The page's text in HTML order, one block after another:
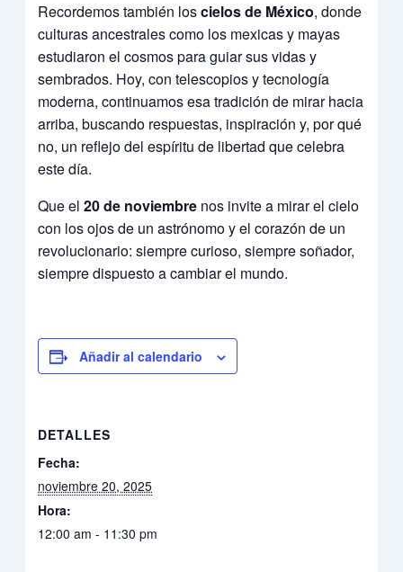
Recordemos también loscielos de México, donde
culturas ancestrales como los mexicas y mayas
estudiaron el cosmos para guiar sus vidas y
sembrados. Hoy, con telescopios y tecnología
moderna, continuamos esa tradición de mirar hacia
arriba, buscando respuestas, inspiración y, por qué
no, un reflejo del espíritu de libertad que celebra
este día.
Que el20 de noviembre nos invite a mirar el cielo
con los ojos de un astrónomo y el corazón de un
revolucionario: siempre curioso, siempre soñador,
siempre dispuesto a cambiar el mundo.
Añadir al calendario
DETALLES
Fecha:
noviembre 20, 2025
Hora:
12:00 am - 11:30 pm